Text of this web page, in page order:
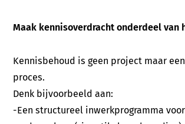
Maak kennisoverdracht onderdeel van
Kennisbehoud is geen project maar
proces.
Denk bijvoorbeeld aan:
-Een structureel inwerkprogramma